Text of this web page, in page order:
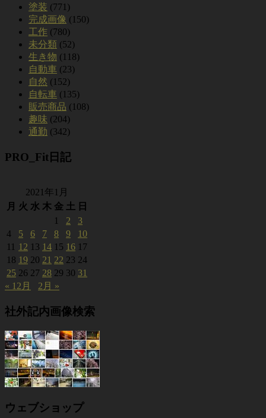
塗装 (771)
完成画像 (150)
工作 (780)
未分類 (52)
生き物 (118)
自動車 (23)
自然 (152)
自転車 (135)
販売商品 (108)
趣味 (204)
通勤 (342)
PRO_Fit日記
2021年1月
月
火 水 木 金 土 日
1
2
3
4
5 6 7 8 9
10
11 12 13 14 15 16 17
18 19 20 21 22 23 24
25 26 27 28 29 30 31
« 12月
2月 »
社外記内画像検索
ウェブショップ